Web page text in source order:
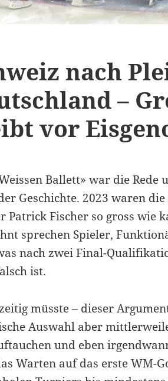
nach
–
vor
Ballett» war die Rede
Geschichte. 2023 waren
Patrick Fischer so gross wie
sprechen Spieler,
nach zwei Final-
ist.
müsste – dieser
Auswahl aber
und eben
Warten auf das erste WM-